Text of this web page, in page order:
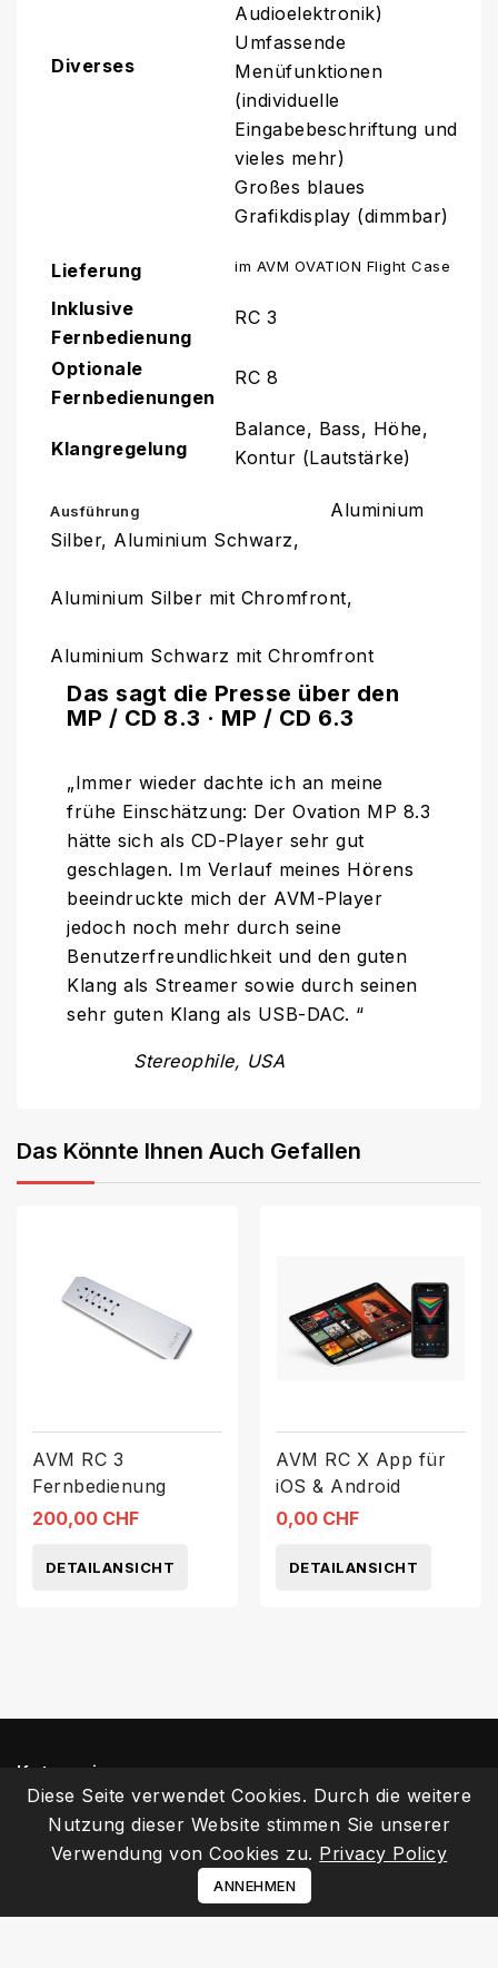
Diverses
Audioelektronik)
Umfassende
Menüfunktionen
(individuelle
Eingabebeschriftung und
vieles mehr)
Großes blaues
Grafikdisplay (dimmbar)
Lieferung im AVM OVATION Flight Case
Inklusive
Fernbedienung
RC 3
Optionale
Fernbedienungen
RC 8
Klangregelung
Balance, Bass, Höhe,
Kontur (Lautstärke)
Ausführung
Aluminium
Silber, Aluminium Schwarz,
Aluminium Silber mit Chromfront,
Aluminium Schwarz mit Chromfront
Das sagt die Presse über den
MP / CD 8.3 · MP / CD 6.3
„Immer wieder dachte ich an meine
frühe Einschätzung: Der Ovation MP 8.3
hätte sich als CD-Player sehr gut
geschlagen. Im Verlauf meines Hörens
beeindruckte mich der AVM-Player
jedoch noch mehr durch seine
Benutzerfreundlichkeit und den guten
Klang als Streamer sowie durch seinen
sehr guten Klang als USB-DAC. “
Stereophile, USA
Das Könnte Ihnen Auch Gefallen
AVM RC 3
Fernbedienung
200,00 CHF
DETAILANSICHT
AVM RC X App für
iOS & Android
0,00 CHF
DETAILANSICHT
Kategorien
Informationen
Diese Seite verwendet Cookies. Durch die weitere
Nutzung dieser Website stimmen Sie unserer
Verwendung von Cookies zu. Privacy Policy
ANNEHMEN